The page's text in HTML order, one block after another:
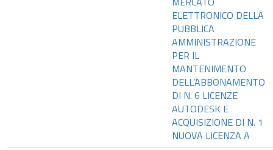
ELETTRONICO DELLA
PUBBLICA
AMMINISTRAZIONE
PER IL
MANTENIMENTO
DELL’ABBONAMENTO
DI N. 6 LICENZE
AUTODESK E
ACQUISIZIONE DI N. 1
NUOVA LICENZA A